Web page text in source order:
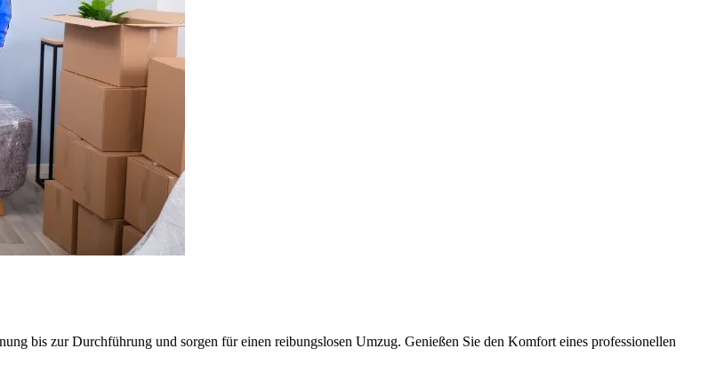
bis zur Durchführung und sorgen für einen reibungslosen Umzug. Genießen Sie den Komfort eines professionellen